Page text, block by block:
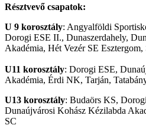
Résztvevő csapatok:
U 9 korosztály: Angyalföldi
Dorogi ESE II., Dunaszerdahely,
Akadémia, Hét Vezér SE
U11 korosztály: Dorogi ESE,
Akadémia, Érdi NK, Tarján,
U13 korosztály: Budaörs KS,
Dunaújvárosi Kohász Kézilabda
SC